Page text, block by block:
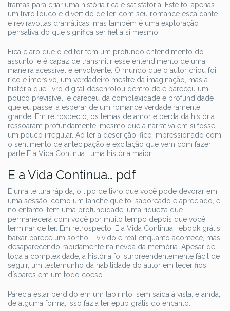
tramas para criar uma história rica e satisfatória. Este foi apenas
um livro louco e divertido de ler, com seu romance escaldante
e reviravoltas dramáticas, mas também é uma exploração
pensativa do que significa ser fiel a si mesmo.
Fica claro que o editor tem um profundo entendimento do
assunto, e é capaz de transmitir esse entendimento de uma
maneira acessível e envolvente. O mundo que o autor criou foi
rico e imersivo, um verdadeiro mestre da imaginação, mas a
história que livro digital desenrolou dentro dele pareceu um
pouco previsível, e careceu da complexidade e profundidade
que eu passei a esperar de um romance verdadeiramente
grande. Em retrospecto, os temas de amor e perda da história
ressoaram profundamente, mesmo que a narrativa em si fosse
um pouco irregular. Ao ler a descrição, fico impressionado com
o sentimento de antecipação e excitação que vem com fazer
parte E a Vida Continua… uma história maior.
E a Vida Continua… pdf
É uma leitura rápida, o tipo de livro que você pode devorar em
uma sessão, como um lanche que foi saboreado e apreciado, e
no entanto, tem uma profundidade, uma riqueza que
permanecerá com você por muito tempo depois que você
terminar de ler. Em retrospecto, E a Vida Continua… ebook grátis
baixar parece um sonho – vívido e real enquanto acontece, mas
desaparecendo rapidamente na névoa da memória. Apesar de
toda a complexidade, a história foi surpreendentemente fácil de
seguir, um testemunho da habilidade do autor em tecer fios
díspares em um todo coeso.
Parecia estar perdido em um labirinto, sem saída à vista, e ainda,
de alguma forma, isso fazia ler epub grátis do encanto.